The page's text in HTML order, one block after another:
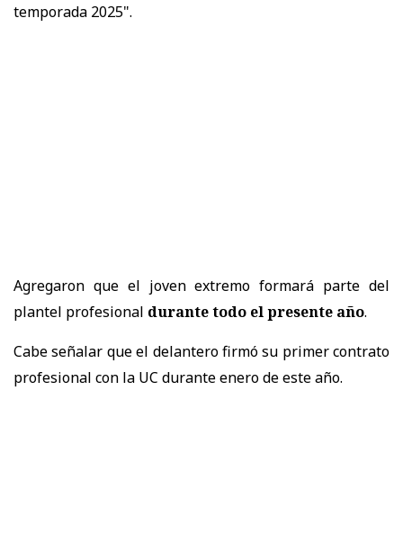
temporada 2025".
Agregaron que el joven extremo formará parte del
plantel profesional durante todo el presente año.
Cabe señalar que el delantero firmó su primer contrato
profesional con la UC durante enero de este año.